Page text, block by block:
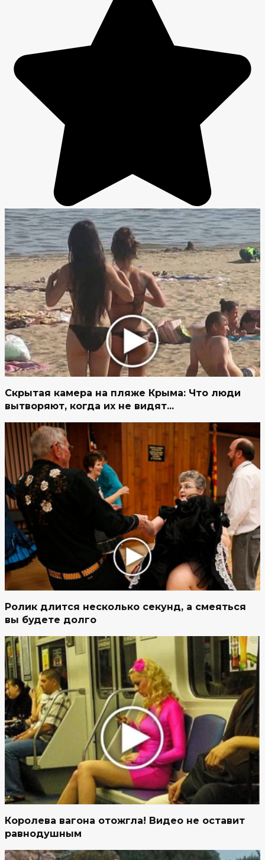
Скрытая камера на пляже Крыма: Что люди
вытворяют, когда их не видят...
Ролик длится несколько секунд, а смеяться
вы будете долго
Королева вагона отожгла! Видео не оставит
равнодушным